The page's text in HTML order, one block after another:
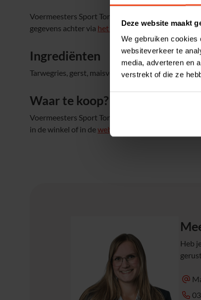
Deze website maakt
We gebruiken
websiteverkeer te
media, adverteren en
verstrekt of die ze
Voermeesters Sport Torso is verkrijgbaar in
gegevens achter via het contactformulier, dan
Ingrediënten
Tarwegries, gerst, maisvoermeel, haver, melasse,
Waar te koop?
Voermeesters Sport Torso is verkrijgbaar bij
in de winkel of in dewebshop
Heb